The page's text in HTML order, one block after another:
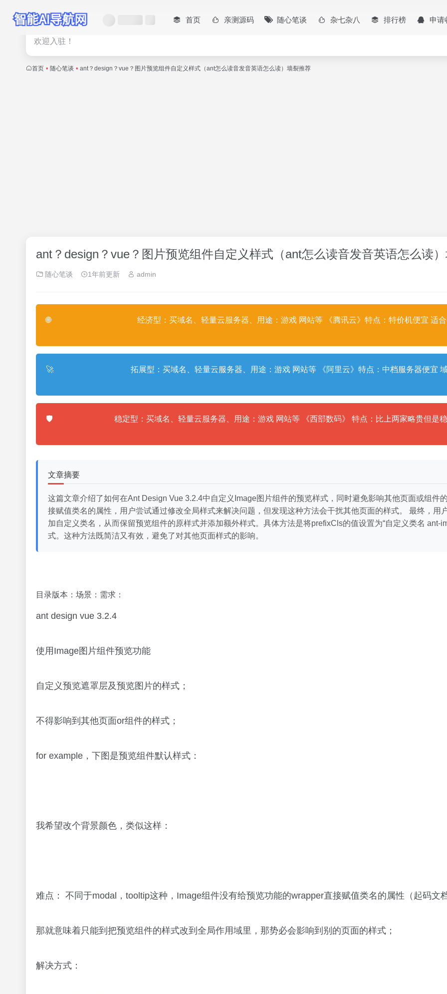
首页 亲测源码 随心笔谈 杂七杂八 排行榜 申请
热门
欢迎入驻！
首页 • 随心笔谈 • ant？design？vue？图片预览组件自定义样式（ant怎么读音发音英语怎么读）墙裂推荐
ant？design？vue？图片预览组件自定义样式（ant怎么读音发音英语怎么读
随心笔谈 1年前更新 admin
🌐 经济型：买域名、轻量云服务器、用途：游戏 网站等 《腾讯云》特点：特价机便宜 适
🚀 拓展型：买域名、轻量云服务器、用途：游戏 网站等 《阿里云》特点：中档服务器便宜
🛡️ 稳定型：买域名、轻量云服务器、用途：游戏 网站等 《西部数码》 特点：比上两家略贵但是
文章摘要
这篇文章介绍了如何在Ant Design Vue 3.2.4中自定义Image图片组件的预览样式，同时避免影响其他页面或组件
接赋值类名的属性，用户尝试通过修改全局样式来解决问题，但发现这种方法会干扰其他页面的样式。 最终，用
加自定义类名，从而保留预览组件的原样式并添加额外样式。具体方法是将prefixCls的值设置为“自定义类名 ant-
式。这种方法既简洁又有效，避免了对其他页面样式的影响。
目录版本：场景：需求：
ant design vue 3.2.4
使用Image图片组件预览功能
自定义预览遮罩层及预览图片的样式；
不得影响到其他页面or组件的样式；
for example，下图是预览组件默认样式：
我希望改个背景颜色，类似这样：
难点： 不同于modal，tooltip这种，Image组件没有给预览功能的wrapper直接赋值类名的属性（起码文
那就意味着只能到把预览组件的样式改到全局作用域里，那势必会影响到别的页面的样式；
解决方式：